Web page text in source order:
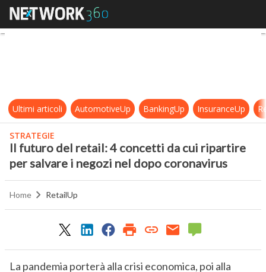
Il futuro del retail: 4 concetti da
Ultimi articoli AutomotiveUp BankingUp InsuranceUp
STRATEGIE
Il futuro del retail: 4 concetti da cui ripartire
per salvare i negozi nel dopo coronavirus
Home RetailUp
La pandemia porterà alla crisi economica, poi alla